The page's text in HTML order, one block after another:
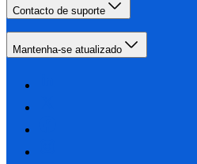
Contacto de suporte
Mantenha-se atualizado